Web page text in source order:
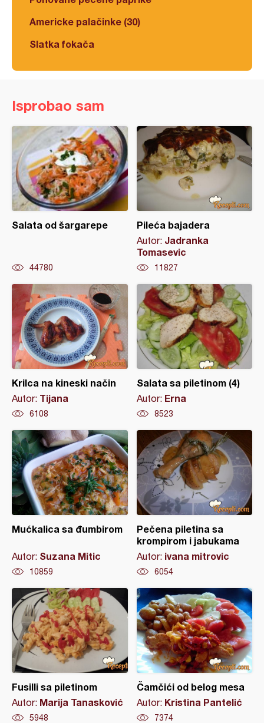
Americke palačinke (30)
Slatka fokača
Isprobao sam
Salata od šargarepe
44780
Pileća bajadera
Autor: Jadranka
Tomasevic
11827
Krilca na kineski način
Autor: Tijana
6108
Salata sa piletinom (4)
Autor: Erna
8523
Mućkalica sa đumbirom
Autor: Suzana Mitic
10859
Pečena piletina sa
krompirom i jabukama
Autor: ivana mitrovic
6054
Fusilli sa piletinom
Autor: Marija Tanasković
5948
Čamčići od belog mesa
Autor: Kristina Pantelić
7374